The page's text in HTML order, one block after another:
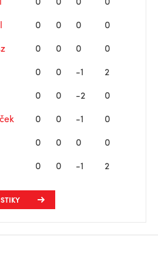
0 0 0
0
0 0 0
0
0 0 -1
2
0 0 -2
0
0 0 -1
0
0 0 0
0
0 0 -1 2